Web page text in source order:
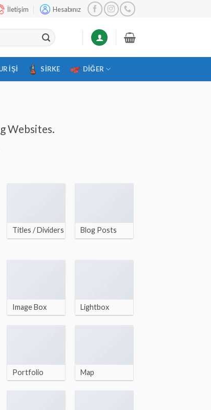
İletişim Hesabınız
İŞI SIRKE DIĞER
Websites.
Titles / Dividers Blog Posts
Image Box Lightbox
Portfolio Map